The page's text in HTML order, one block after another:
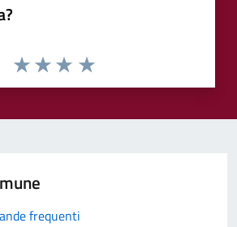
frequenti